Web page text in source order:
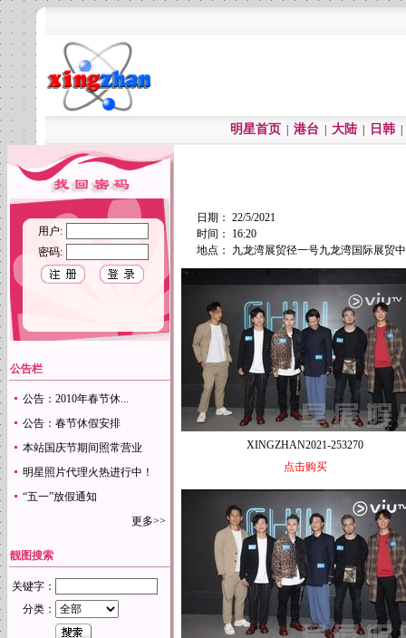
明星首页 港台 大陆 日韩
用户:
密码:
公告栏
公告：2010年春节休...
公告：春节休假安排
本站国庆节期间照常营业
明星照片代理火热进行中！
“五一”放假通知
更多>>
靓图搜索
关键字：
分类：
日期： 22/5/2021
时间： 16:20
地点： 九龙湾展贸径一号九龙湾国际展贸
XINGZHAN2021-253270
点击购买